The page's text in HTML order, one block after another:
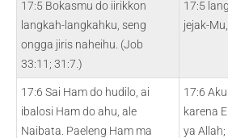
17:5 Bokasmu do iirikkon
langkah-langkahku, seng
ongga jiris naheihu. (Job
33:11; 31:7.)
17:5
jejak-
17:6 Sai Ham do hudilo, ai
ibalosi Ham do ahu, ale
Naibata. Paeleng Ham ma
17:6
karena
ya